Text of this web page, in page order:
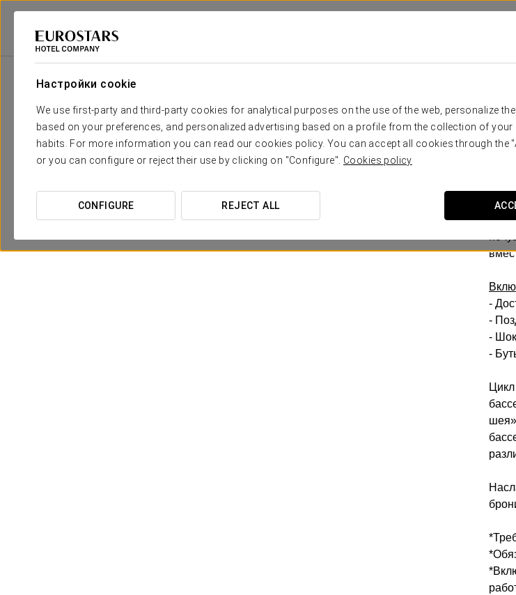
Настройки cookie
We use first-party and third-party cookies for analytical purposes on the use of the web, personalize
based on your preferences, and personalized advertising based on a profile from the collection of
habits. For more information you can read our cookies policy. You can accept all cookies through the
or you can configure or reject their use by clicking on "Configure". Cookies policy
CONFIGURE REJECT ALL
Eurostars Hotel Company
Для
Без
-
-
-
-